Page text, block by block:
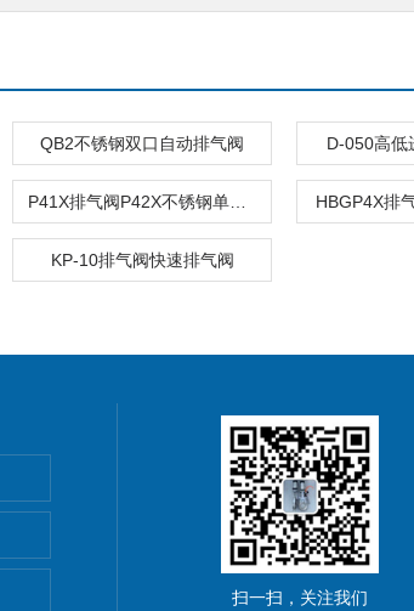
QB2不锈钢双口自动排气阀 D-050高低
HBGP4X排
KP-10排气阀快速排气阀
扫一扫，关注我们